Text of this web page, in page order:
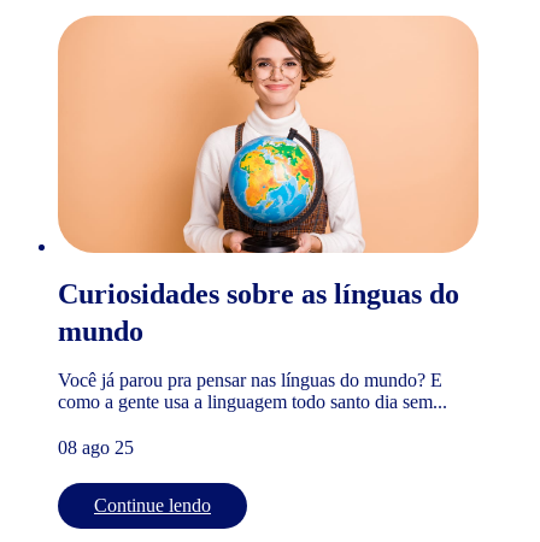
Curiosidades sobre as línguas do
mundo
Você já parou pra pensar nas línguas do mundo? E
como a gente usa a linguagem todo santo dia sem...
08 ago 25
Continue lendo